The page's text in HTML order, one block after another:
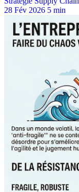
28 Fév 2026 5 min